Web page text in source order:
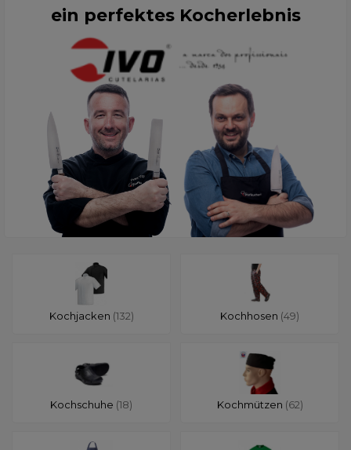
ein perfektes Kocherlebnis
Kochjacken (132) Kochhosen (49)
Kochschuhe (18) Kochmützen (62)